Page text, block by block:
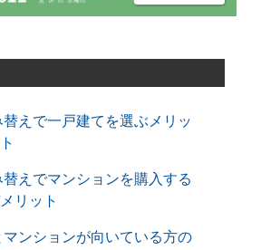
えで一戸建てを選ぶメリッ
えでマンションを購入する
リット
ンションが向いている方の